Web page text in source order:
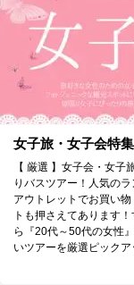
女子旅・女子会特集
【 厳選 】女子会・女子
りバスツアー！人気の
アウトレットでお買い
トも押さえてあります
ら『20代～50代の女性
いツアーを厳選ピックア